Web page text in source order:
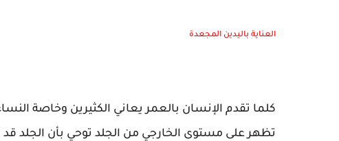
العناية باليدين المجعدة
كلما تقدم الإنسان بالعمر يعاني الكثيرين وخاصة
تظهر على مستوى الخارجي من الجلد توحي بأن الجلد